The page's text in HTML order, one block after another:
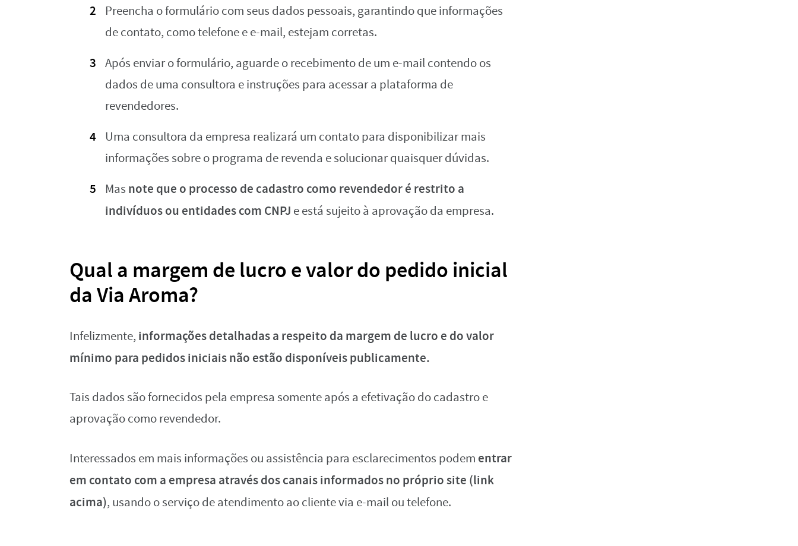
Preencha o formulário com seus dados pessoais, garantindo que informações
de contato, como telefone e e-mail, estejam corretas.
Após enviar o formulário, aguarde o recebimento de um e-mail contendo os
dados de uma consultora e instruções para acessar a plataforma de
revendedores.
Uma consultora da empresa realizará um contato para disponibilizar mais
informações sobre o programa de revenda e solucionar quaisquer dúvidas.
Mas note que o processo de cadastro como revendedor é restrito a
indivíduos ou entidades com CNPJ e está sujeito à aprovação da empresa.
Qual a margem de lucro e valor do pedido inicial
da Via Aroma?
Infelizmente, informações detalhadas a respeito da margem de lucro e do valor
mínimo para pedidos iniciais não estão disponíveis publicamente.
Tais dados são fornecidos pela empresa somente após a efetivação do cadastro e
aprovação como revendedor.
Interessados em mais informações ou assistência para esclarecimentos podem entrar
em contato com a empresa através dos canais informados no próprio site (link
acima), usando o serviço de atendimento ao cliente via e-mail ou telefone.